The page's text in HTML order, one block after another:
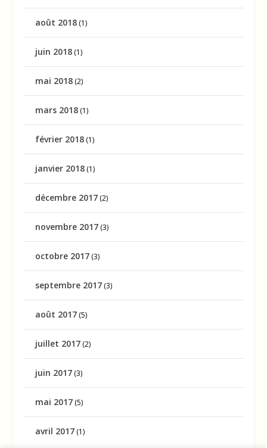
août 2018 (1)
juin 2018 (1)
mai 2018 (2)
mars 2018 (1)
février 2018 (1)
janvier 2018 (1)
décembre 2017 (2)
novembre 2017 (3)
octobre 2017 (3)
septembre 2017 (3)
août 2017 (5)
juillet 2017 (2)
juin 2017 (3)
mai 2017 (5)
avril 2017 (1)